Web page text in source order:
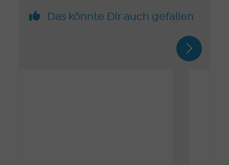
Das könnte Dir auch gefallen